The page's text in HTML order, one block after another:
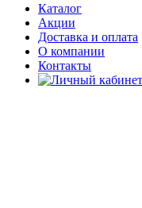
Каталог
Акции
Доставка и оплата
О компании
Контакты